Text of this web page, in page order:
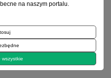
4
na naszym portalu.
wszystkie